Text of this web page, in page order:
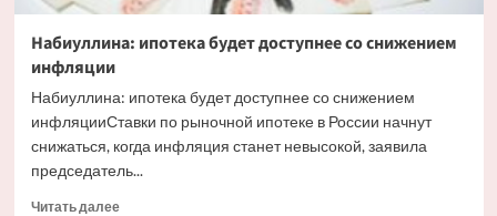
Набиуллина: ипотека будет доступнее со снижением
инфляции
Набиуллина: ипотека будет доступнее со снижением
инфляцииСтавки по рыночной ипотеке в России начнут
снижаться, когда инфляция станет невысокой, заявила
председатель...
Читать далееПрочитать